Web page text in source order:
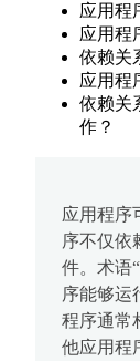
应用程
应用程
依赖关
应用程
依赖关
作？
应用程序
序不仅依
件。术语
序能够运
程序通常
他应用程